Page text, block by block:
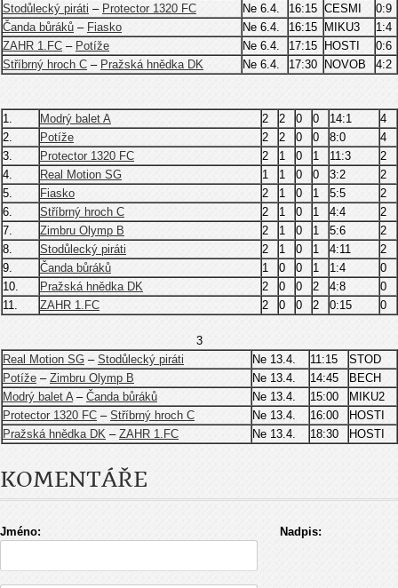
Stodůlecký piráti – Protector 1320 FC Ne 6.4. 16:15 CESMI
0:9
Čanda bůráků – Fiasko Ne 6.4. 16:15 MIKU3
1:4
ZAHR 1.FC – Potíže Ne 6.4. 17:15 HOSTI
0:6
Stříbrný hroch C – Pražská hnědka DK Ne 6.4. 17:30 NOVOB 4:2
1. Modrý balet A 2 2 0 0 14:1
4
2.
Potíže 2 2 0 0 8:0
4
3.
Protector 1320 FC 2 1 0 1 11:3
2
4.
Real Motion SG 1 1 0 0 3:2
2
5.
Fiasko 2 1 0 1 5:5
2
6.
Stříbrný hroch C 2 1 0 1 4:4
2
7.
Zimbru Olymp B 2 1 0 1 5:6
2
8.
Stodůlecký piráti 2 1 0 1 4:11
2
9.
Čanda bůráků 1 0 0 1 1:4
0
10.
Pražská hnědka DK 2 0 0 2 4:8
0
11.
ZAHR 1.FC 2 0 0 2 0:15 0
3
Real Motion SG – Stodůlecký piráti Ne 13.4. 11:15
STOD
Potíže – Zimbru Olymp B Ne 13.4. 14:45
BECH
Modrý balet A– Čanda bůráků Ne 13.4. 15:00
MIKU2
Protector 1320 FC – Stříbrný hroch C Ne 13.4. 16:00
HOSTI
Pražská hnědka DK – ZAHR 1.FC Ne 13.4. 18:30 HOSTI
KOMENTÁŘE
Jméno: Nadpis: